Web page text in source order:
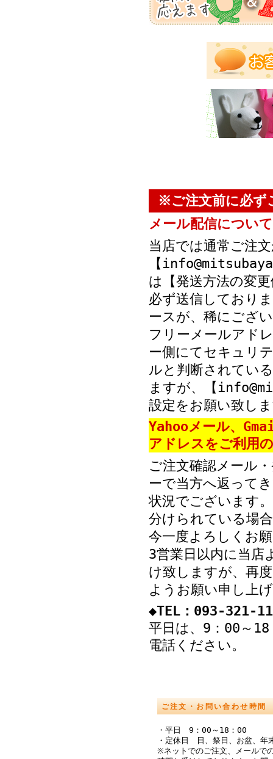
※ご注文前に必ず
メール配信につい
当店では通常ご注
【
は【発送方法の変
必ず送信しており
ースが、稀にござ
フリーメールアド
ー側にてセキュリ
ルと判断されてい
ますが、【
設定をお願い致し
Yahooメール、
アドレスをご利用
ご注文確認メール
ーで当方へ返って
状況でございます
分けられている場
今一度よろしくお
3営業日以内に当店
け致しますが、再
ようお願い申し上
◆TEL：093-321-
平日は、9：00～
電話ください。
ご注文・お問い合わせ時間
・平日 9：00～18：00
・定休日 日、祭日、お盆、年
※ネットでのご注文、メールで